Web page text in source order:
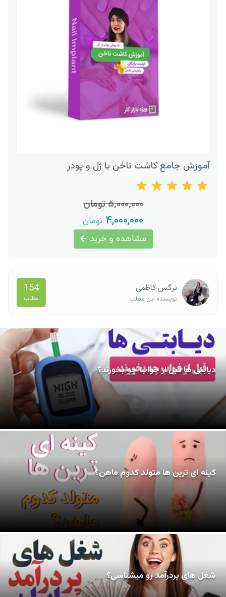
آموزش جامع کاشت ناخن با ژل و پودر
۵,۰۰۰,۰۰۰ تومان
۴,۰۰۰,۰۰۰ تومان
مشاهده و خرید
نرگس کاظمی
نویسنده این مطلب
154
مطلب
دیابتی ها قبل از خواب چه بخورند؟
کینه ای ترین ها متولد کدوم ماهن؟
شغل های پردرآمد رو میشناسی؟